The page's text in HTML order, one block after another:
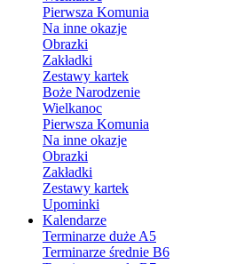
Pierwsza Komunia
Na inne okazje
Obrazki
Zakładki
Zestawy kartek
Boże Narodzenie
Wielkanoc
Pierwsza Komunia
Na inne okazje
Obrazki
Zakładki
Zestawy kartek
Upominki
Kalendarze
Terminarze duże A5
Terminarze średnie B6